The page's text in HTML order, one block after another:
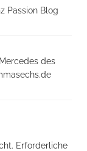
Passion Blog
des
Erforderliche